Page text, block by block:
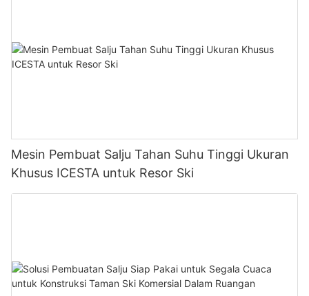
Mesin Pembuat Salju Tahan Suhu Tinggi Ukuran
Khusus ICESTA untuk Resor Ski